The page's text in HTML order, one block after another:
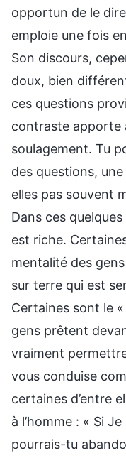
opportun de le
emploie une fois
Son discours,
doux, bien
ces questions
contraste apporte
soulagement. Tu
des questions,
elles pas souvent
Dans ces
est riche.
mentalité des
sur terre qui est
Certaines sont le
gens prêtent
vraiment
vous conduise
certaines d’entre
à l’homme : « Si
pourrais-tu